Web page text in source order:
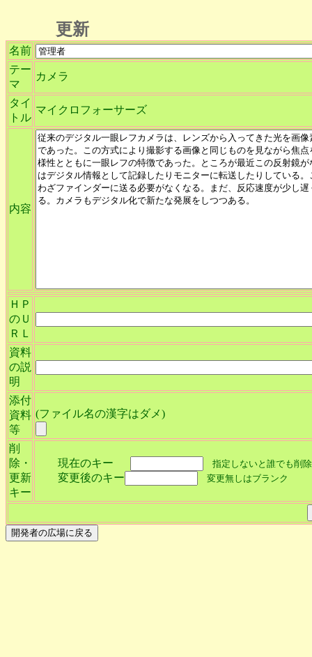
更新
名前
テー
マ
カメラ
タイ
トル
マイクロフォーサーズ
内容
ＨＰ
のＵ
ＲＬ
資料
の説
明
添付
資料
等
(ファイル名の漢字はダメ)
削
除・
更新
キー
現在のキー 指定しないと誰でも削
変更後のキー 変更無しはブランク